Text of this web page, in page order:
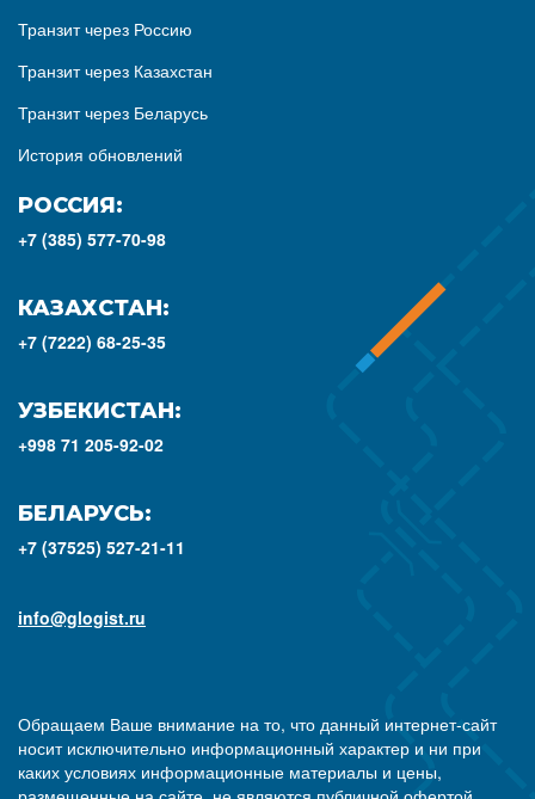
Транзит через Россию
Транзит через Казахстан
Транзит через Беларусь
История обновлений
РОССИЯ:
+7 (385) 577-70-98
КАЗАХСТАН:
+7 (7222) 68-25-35
УЗБЕКИСТАН:
+998 71 205-92-02
БЕЛАРУСЬ:
+7 (37525) 527-21-11
info@glogist.ru
Обращаем Ваше внимание на то, что данный интернет-сайт
носит исключительно информационный характер и ни при
каких условиях информационные материалы и цены,